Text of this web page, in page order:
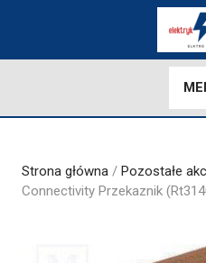
Strona główna / Pozostałe
Connectivity Przekaznik